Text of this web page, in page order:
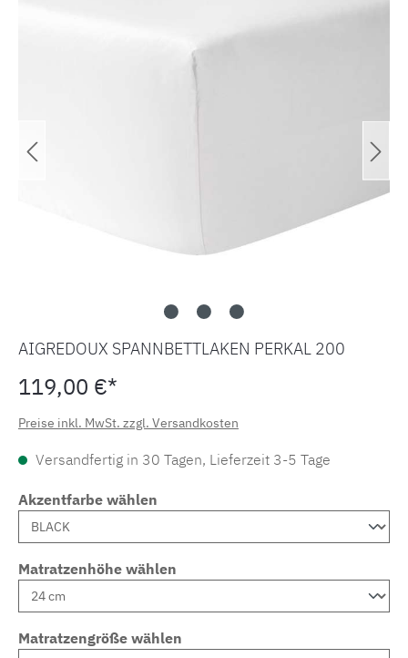
AIGREDOUX SPANNBETTLAKEN PERKAL 200
119,00 €*
Preise inkl. MwSt. zzgl. Versandkosten
Versandfertig in 30 Tagen, Lieferzeit 3-5 Tage
Akzentfarbe wählen
Matratzenhöhe wählen
Matratzengröße wählen